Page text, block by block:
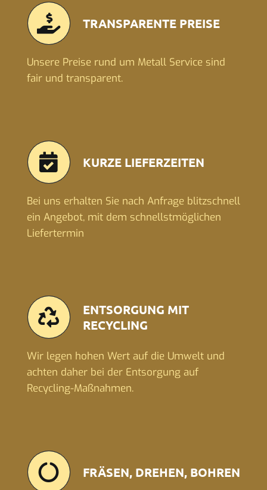
TRANSPARENTE PREISE
Unsere Preise rund um Metall Service sind
fair und transparent.
KURZE LIEFERZEITEN
Bei uns erhalten Sie nach Anfrage blitzschnell
ein Angebot, mit dem schnellstmöglichen
Liefertermin
ENTSORGUNG MIT
RECYCLING
Wir legen hohen Wert auf die Umwelt und
achten daher bei der Entsorgung auf
Recycling-Maßnahmen.
FRÄSEN, DREHEN, BOHREN